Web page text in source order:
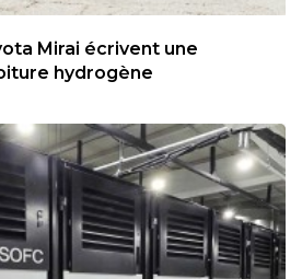
Mirai écrivent une
hydrogène